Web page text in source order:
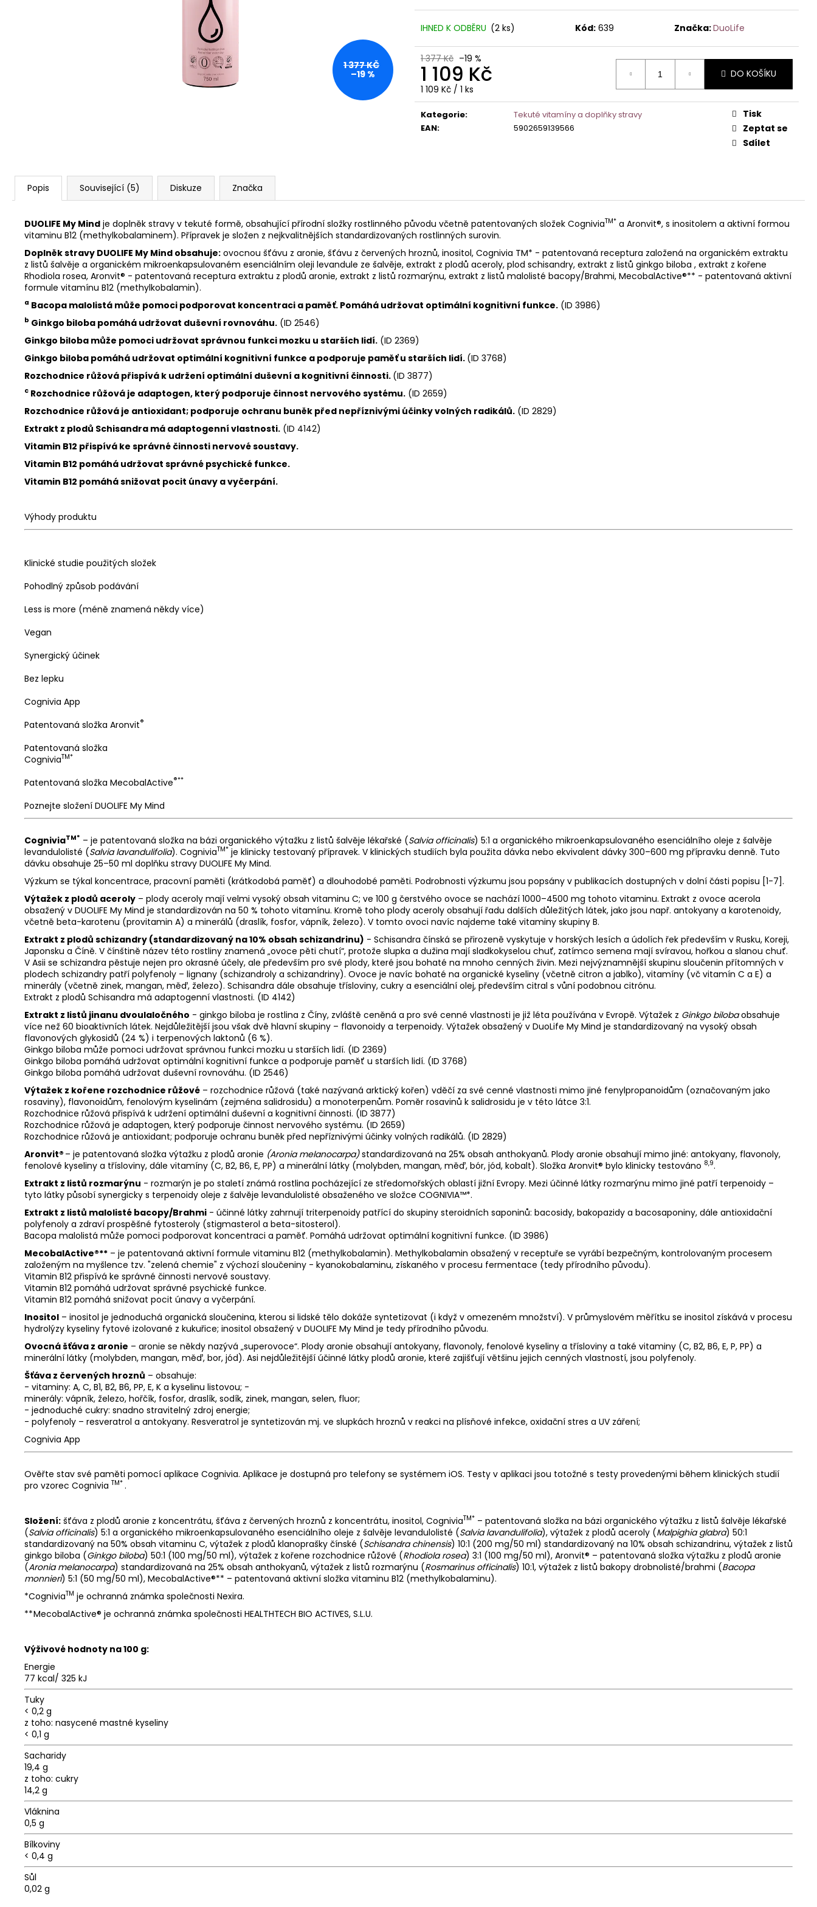
IHNED K ODBĚRU (2 ks) Kód: 639 Značka:DuoLife
1 377 Kč –19 %
1 109 Kč
Měrná
cena:
1 109 Kč / 1 ks
DO KOŠÍKU
Kategorie:
Tekuté vitamíny a doplňky stravy
EAN: 5902659139566
Tisk
Zeptat se
Sdílet
1 377 KČ
–19 %
Popis Související (5) Diskuze Značka
DUOLIFE My Mind je doplněk stravy v tekuté formě, obsahující přírodní složky rostlinného původu včetně patentovaných složek CogniviaTM* a Aronvit®, s inositolem a aktivní formou
vitaminu B12 (methylkobalaminem). Přípravek je složen z nejkvalitnějších standardizovaných rostlinných surovin.
Doplněk stravy DUOLIFE My Mind obsahuje: ovocnou šťávu z aronie, šťávu z červených hroznů, inositol, Cognivia TM* - patentovaná receptura založená na organickém extraktu
z listů šalvěje a organickém mikroenkapsulovaném esenciálním oleji levandule ze šalvěje, extrakt z plodů aceroly, plod schisandry, extrakt z listů ginkgo biloba , extrakt z kořene
Rhodiola rosea, Aronvit® - patentovaná receptura extraktu z plodů aronie, extrakt z listů rozmarýnu, extrakt z listů malolisté bacopy/Brahmi, MecobalActive®** - patentovaná aktivní
formule vitamínu B12 (methylkobalamin).
a Bacopa malolistá může pomoci podporovat koncentraci a paměť. Pomáhá udržovat optimální kognitivní funkce. (ID 3986)
b Ginkgo biloba pomáhá udržovat duševní rovnováhu. (ID 2546)
Ginkgo biloba může pomoci udržovat správnou funkci mozku u starších lidí. (ID 2369)
Ginkgo biloba pomáhá udržovat optimální kognitivní funkce a podporuje paměť u starších lidí. (ID 3768)
Rozchodnice růžová přispívá k udržení optimální duševní a kognitivní činnosti. (ID 3877)
c Rozchodnice růžová je adaptogen, který podporuje činnost nervového systému. (ID 2659)
Rozchodnice růžová je antioxidant; podporuje ochranu buněk před nepříznivými účinky volných radikálů. (ID 2829)
Extrakt z plodů Schisandra má adaptogenní vlastnosti. (ID 4142)
Vitamin B12 přispívá ke správné činnosti nervové soustavy.
Vitamin B12 pomáhá udržovat správné psychické funkce.
Vitamin B12 pomáhá snižovat pocit únavy a vyčerpání.
Výhody produktu
Klinické studie použitých složek
Pohodlný způsob podávání
Less is more (méně znamená někdy více)
Vegan
Synergický účinek
Bez lepku
Cognivia App
Patentovaná složka Aronvit®
Patentovaná složka
CogniviaTM*
Patentovaná složka MecobalActive®**
Poznejte složení DUOLIFE My Mind
CogniviaTM* – je patentovaná složka na bázi organického výtažku z listů šalvěje lékařské (Salvia officinalis) 5:1 a organického mikroenkapsulovaného esenciálního oleje z šalvěje
levandulolisté (Salvia lavandulifolia). CogniviaTM* je klinicky testovaný přípravek. V klinických studiích byla použita dávka nebo ekvivalent dávky 300–600 mg přípravku denně. Tuto
dávku obsahuje 25–50 ml doplňku stravy DUOLIFE My Mind.
Výzkum se týkal koncentrace, pracovní paměti (krátkodobá paměť) a dlouhodobé paměti. Podrobnosti výzkumu jsou popsány v publikacích dostupných v dolní části popisu [1-7].
Výtažek z plodů aceroly – plody aceroly mají velmi vysoký obsah vitaminu C; ve 100 g čerstvého ovoce se nachází 1000–4500 mg tohoto vitaminu. Extrakt z ovoce acerola
obsažený v DUOLIFE My Mind je standardizován na 50 % tohoto vitamínu. Kromě toho plody aceroly obsahují řadu dalších důležitých látek, jako jsou např. antokyany a karotenoidy,
včetně beta-karotenu (provitamin A) a minerálů (draslík, fosfor, vápník, železo). V tomto ovoci navíc najdeme také vitaminy skupiny B.
Extrakt z plodů schizandry (standardizovaný na 10% obsah schizandrinu) - Schisandra čínská se přirozeně vyskytuje v horských lesích a údolích řek především v Rusku, Koreji,
Japonsku a Číně. V čínštině název této rostliny znamená „ovoce pěti chutí“, protože slupka a dužina mají sladkokyselou chuť, zatímco semena mají svíravou, hořkou a slanou chuť.
V Asii se schizandra pěstuje nejen pro okrasné účely, ale především pro své plody, které jsou bohaté na mnoho cenných živin. Mezi nejvýznamnější skupinu sloučenin přítomných v
plodech schizandry patří polyfenoly – lignany (schizandroly a schizandriny). Ovoce je navíc bohaté na organické kyseliny (včetně citron a jablko), vitamíny (vč vitamín C a E) a
minerály (včetně zinek, mangan, měď, železo). Schisandra dále obsahuje třísloviny, cukry a esenciální olej, především citral s vůní podobnou citrónu.
Extrakt z plodů Schisandra má adaptogenní vlastnosti. (ID 4142)
Extrakt z listů jinanu dvoulaločného - ginkgo biloba je rostlina z Číny, zvláště ceněná a pro své cenné vlastnosti je již léta používána v Evropě. Výtažek z Ginkgo biloba obsahuje
více než 60 bioaktivních látek. Nejdůležitější jsou však dvě hlavní skupiny – flavonoidy a terpenoidy. Výtažek obsažený v DuoLife My Mind je standardizovaný na vysoký obsah
flavonových glykosidů (24 %) i terpenových laktonů (6 %).
Ginkgo biloba může pomoci udržovat správnou funkci mozku u starších lidí. (ID 2369)
Ginkgo biloba pomáhá udržovat optimální kognitivní funkce a podporuje paměť u starších lidí. (ID 3768)
Ginkgo biloba pomáhá udržovat duševní rovnováhu. (ID 2546)
Výtažek z kořene rozchodnice růžové – rozchodnice růžová (také nazývaná arktický kořen) vděčí za své cenné vlastnosti mimo jiné fenylpropanoidům (označovaným jako
rosaviny), flavonoidům, fenolovým kyselinám (zejména salidrosidu) a monoterpenům. Poměr rosavinů k salidrosidu je v této látce 3:1.
Rozchodnice růžová přispívá k udržení optimální duševní a kognitivní činnosti. (ID 3877)
Rozchodnice růžová je adaptogen, který podporuje činnost nervového systému. (ID 2659)
Rozchodnice růžová je antioxidant; podporuje ochranu buněk před nepříznivými účinky volných radikálů. (ID 2829)
Aronvit® – je patentovaná složka výtažku z plodů aronie (Aronia melanocarpa) standardizovaná na 25% obsah anthokyanů. Plody aronie obsahují mimo jiné: antokyany, flavonoly,
fenolové kyseliny a třísloviny, dále vitamíny (C, B2, B6, E, PP) a minerální látky (molybden, mangan, měď, bór, jód, kobalt). Složka Aronvit® bylo klinicky testováno 8,9.
Extrakt z listů rozmarýnu - rozmarýn je po staletí známá rostlina pocházející ze středomořských oblastí jižní Evropy. Mezi účinné látky rozmarýnu mimo jiné patří terpenoidy –
tyto látky působí synergicky s terpenoidy oleje z šalvěje levandulolisté obsaženého ve složce COGNIVIA™*.
Extrakt z listů malolisté bacopy/Brahmi - účinné látky zahrnují triterpenoidy patřící do skupiny steroidních saponinů: bacosidy, bakopazidy a bacosaponiny, dále antioxidační
polyfenoly a zdraví prospěšné fytosteroly (stigmasterol a beta-sitosterol).
Bacopa malolistá může pomoci podporovat koncentraci a paměť. Pomáhá udržovat optimální kognitivní funkce. (ID 3986)
MecobalActive®** – je patentovaná aktivní formule vitaminu B12 (methylkobalamin). Methylkobalamin obsažený v receptuře se vyrábí bezpečným, kontrolovaným procesem
založeným na myšlence tzv. "zelená chemie" z výchozí sloučeniny - kyanokobalaminu, získaného v procesu fermentace (tedy přírodního původu).
Vitamin B12 přispívá ke správné činnosti nervové soustavy.
Vitamin B12 pomáhá udržovat správné psychické funkce.
Vitamin B12 pomáhá snižovat pocit únavy a vyčerpání.
Inositol – inositol je jednoduchá organická sloučenina, kterou si lidské tělo dokáže syntetizovat (i když v omezeném množství). V průmyslovém měřítku se inositol získává v procesu
hydrolýzy kyseliny fytové izolované z kukuřice; inositol obsažený v DUOLIFE My Mind je tedy přírodního původu.
Ovocná šťáva z aronie – aronie se někdy nazývá „superovoce“. Plody aronie obsahují antokyany, flavonoly, fenolové kyseliny a třísloviny a také vitaminy (C, B2, B6, E, P, PP) a
minerální látky (molybden, mangan, měď, bor, jód). Asi nejdůležitější účinné látky plodů aronie, které zajišťují většinu jejich cenných vlastností, jsou polyfenoly.
Šťáva z červených hroznů – obsahuje:
- vitaminy: A, C, B1, B2, B6, PP, E, K a kyselinu listovou; -
minerály: vápník, železo, hořčík, fosfor, draslík, sodík, zinek, mangan, selen, fluor;
- jednoduché cukry: snadno stravitelný zdroj energie;
- polyfenoly – resveratrol a antokyany. Resveratrol je syntetizován mj. ve slupkách hroznů v reakci na plísňové infekce, oxidační stres a UV záření;
Cognivia App
Ověřte stav své paměti pomocí aplikace Cognivia. Aplikace je dostupná pro telefony se systémem iOS. Testy v aplikaci jsou totožné s testy provedenými během klinických studií
pro vzorec Cognivia TM* .
Složení: šťáva z plodů aronie z koncentrátu, šťáva z červených hroznů z koncentrátu, inositol, CogniviaTM* – patentovaná složka na bázi organického výtažku z listů šalvěje lékařské
(Salvia officinalis) 5:1 a organického mikroenkapsulovaného esenciálního oleje z šalvěje levandulolisté (Salvia lavandulifolia), výtažek z plodů aceroly (Malpighia glabra) 50:1
standardizovaný na 50% obsah vitaminu C, výtažek z plodů klanoprašky čínské (Schisandra chinensis) 10:1 (200 mg/50 ml) standardizovaný na 10% obsah schizandrinu, výtažek z listů
ginkgo biloba (Ginkgo biloba) 50:1 (100 mg/50 ml), výtažek z kořene rozchodnice růžové (Rhodiola rosea) 3:1 (100 mg/50 ml), Aronvit® – patentovaná složka výtažku z plodů aronie
(Aronia melanocarpa) standardizovaná na 25% obsah anthokyanů, výtažek z listů rozmarýnu (Rosmarinus officinalis) 10:1, výtažek z listů bakopy drobnolisté/brahmi (Bacopa
monnieri) 5:1 (50 mg/50 ml), MecobalActive®** – patentovaná aktivní složka vitaminu B12 (methylkobalaminu).
*CogniviaTM je ochranná známka společnosti Nexira.
** MecobalActive® je ochranná známka společnosti HEALTHTECH BIO ACTIVES, S.L.U.
Výživové hodnoty na 100 g:
Energie
77 kcal/ 325 kJ
Tuky
< 0,2 g
z toho: nasycené mastné kyseliny
< 0,1 g
Sacharidy
19,4 g
z toho: cukry
14,2 g
Vláknina
0,5 g
Bílkoviny
< 0,4 g
Sůl
0,02 g
COLLAGEN BODY BUTTER TĚLOVÉ
849 Kč